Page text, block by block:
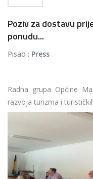
Poziv za dostavu
ponudu...
Pisao : Press
Radna grupa Općine
razvoja turizma i